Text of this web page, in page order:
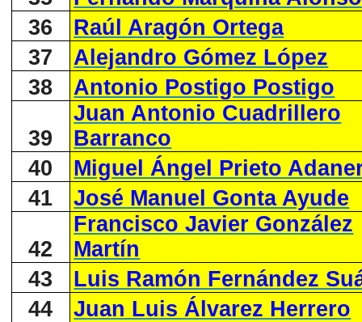
36
Raúl Aragón Ortega
37
Alejandro Gómez López
38
Antonio Postigo Postigo
39
Juan Antonio Cuadrillero
Barranco
40
Miguel Ángel Prieto
41
José Manuel Gonta Ayude
42
Francisco Javier González
Martín
43
Luis Ramón Fernández
44
Juan Luis Álvarez Herrero